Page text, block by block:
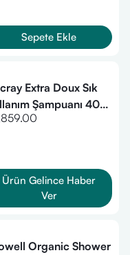
Sepete Ekle
Extra Doux Sık
Şampuanı 400
Ürün Gelince Haber
Ver
Organic Shower